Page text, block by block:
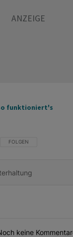
funktioniert's
FOLGE DIESER
FOLGEN
keine